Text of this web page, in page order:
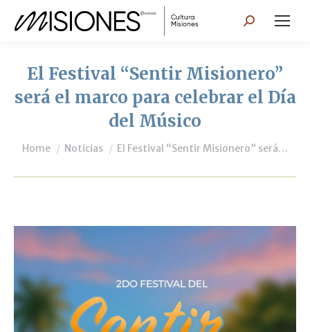
Search:
El Festival “Sentir Misionero”
será el marco para celebrar el Día
del Músico
You are here:
Home Noticias El Festival “Sentir Misionero” será…